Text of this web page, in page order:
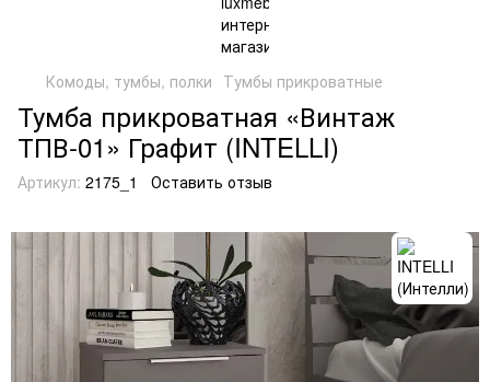
Комоды, тумбы, полки Тумбы прикроватные
Тумба прикроватная «Винтаж
ТПВ-01» Графит (INTELLI)
Артикул: 2175_1 Оставить отзыв